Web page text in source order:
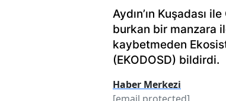
Aydın’ın Kuşadası
burkan bir manzara
kaybetmeden
(EKODOSD) bildirdi.
Haber Merkezi